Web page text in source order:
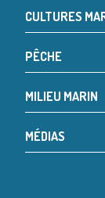
CULTURES
PÊCHE
MILIEU MARIN
MÉDIAS